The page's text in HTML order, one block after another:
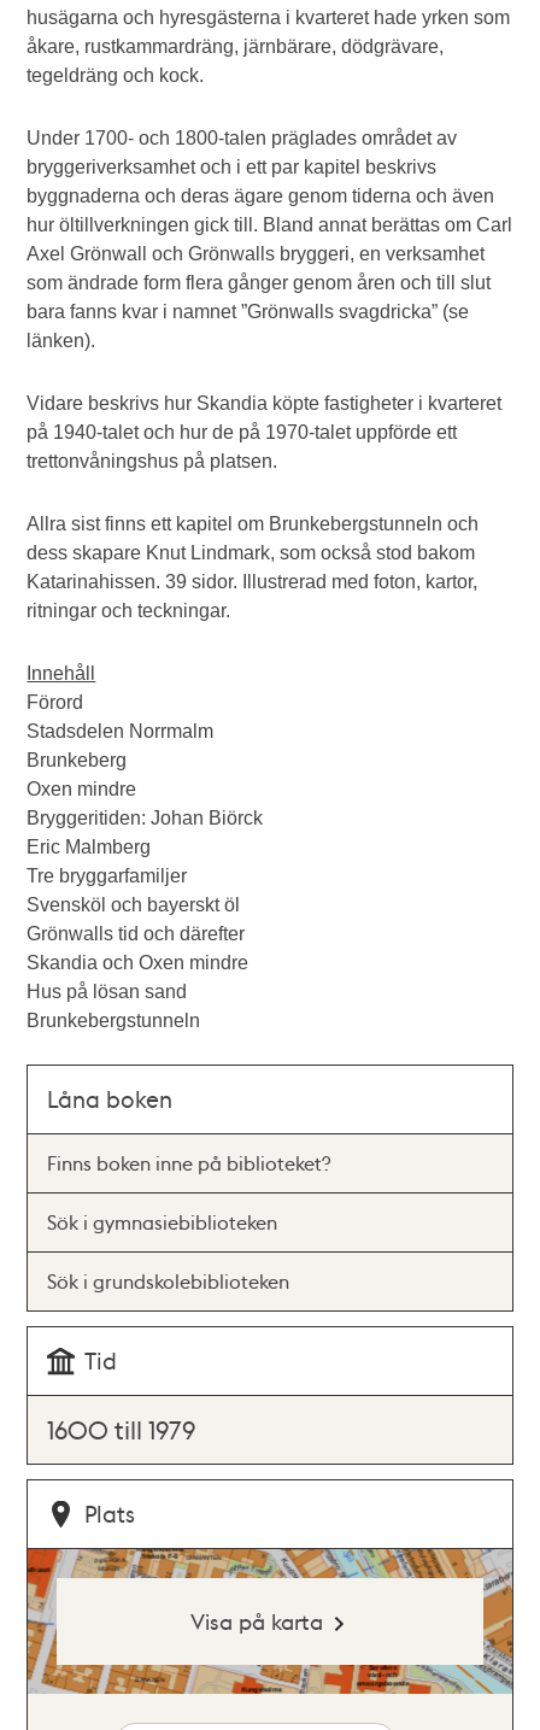
husägarna och hyresgästerna i kvarteret hade yrken som
åkare, rustkammardräng, järnbärare, dödgrävare,
tegeldräng och kock.
Under 1700- och 1800-talen präglades området av
bryggeriverksamhet och i ett par kapitel beskrivs
byggnaderna och deras ägare genom tiderna och även
hur öltillverkningen gick till. Bland annat berättas om Carl
Axel Grönwall och Grönwalls bryggeri, en verksamhet
som ändrade form flera gånger genom åren och till slut
bara fanns kvar i namnet ”Grönwalls svagdricka” (se
länken).
Vidare beskrivs hur Skandia köpte fastigheter i kvarteret
på 1940-talet och hur de på 1970-talet uppförde ett
trettonvåningshus på platsen.
Allra sist finns ett kapitel om Brunkebergstunneln och
dess skapare Knut Lindmark, som också stod bakom
Katarinahissen. 39 sidor. Illustrerad med foton, kartor,
ritningar och teckningar.
Innehåll
Förord
Stadsdelen Norrmalm
Brunkeberg
Oxen mindre
Bryggeritiden: Johan Biörck
Eric Malmberg
Tre bryggarfamiljer
Svensköl och bayerskt öl
Grönwalls tid och därefter
Skandia och Oxen mindre
Hus på lösan sand
Brunkebergstunneln
Låna boken
Finns boken inne på biblioteket?
Sök i gymnasiebiblioteken
Sök i grundskolebiblioteken
Tid
1600 till 1979
Plats
Visa på karta